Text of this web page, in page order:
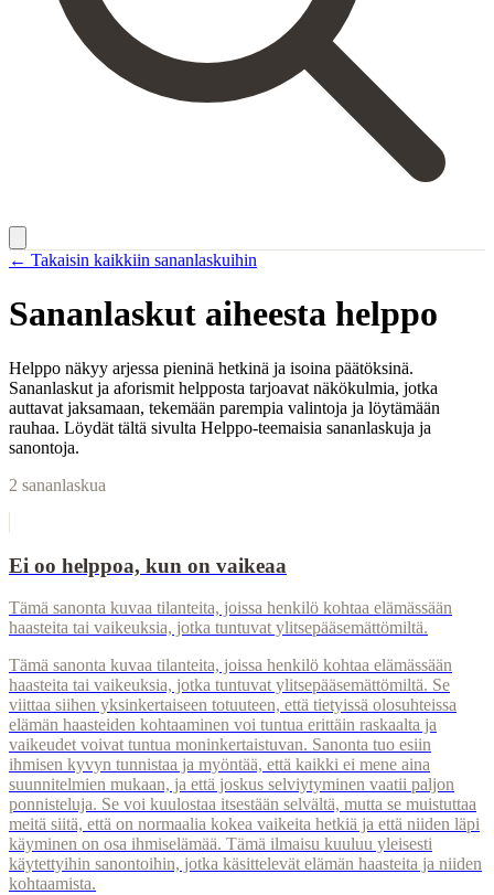
← Takaisin kaikkiin sananlaskuihin
Sananlaskut aiheesta helppo
Helppo näkyy arjessa pieninä hetkinä ja isoina päätöksinä.
Sananlaskut ja aforismit helpposta tarjoavat näkökulmia, jotka
auttavat jaksamaan, tekemään parempia valintoja ja löytämään
rauhaa. Löydät tältä sivulta Helppo-teemaisia sananlaskuja ja
sanontoja.
2 sananlaskua
Ei oo helppoa, kun on vaikeaa
Tämä sanonta kuvaa tilanteita, joissa henkilö kohtaa elämässään
haasteita tai vaikeuksia, jotka tuntuvat ylitsepääsemättömiltä.
Tämä sanonta kuvaa tilanteita, joissa henkilö kohtaa elämässään
haasteita tai vaikeuksia, jotka tuntuvat ylitsepääsemättömiltä. Se
viittaa siihen yksinkertaiseen totuuteen, että tietyissä olosuhteissa
elämän haasteiden kohtaaminen voi tuntua erittäin raskaalta ja
vaikeudet voivat tuntua moninkertaistuvan. Sanonta tuo esiin
ihmisen kyvyn tunnistaa ja myöntää, että kaikki ei mene aina
suunnitelmien mukaan, ja että joskus selviytyminen vaatii paljon
ponnisteluja. Se voi kuulostaa itsestään selvältä, mutta se muistuttaa
meitä siitä, että on normaalia kokea vaikeita hetkiä ja että niiden läpi
käyminen on osa ihmiselämää. Tämä ilmaisu kuuluu yleisesti
käytettyihin sanontoihin, jotka käsittelevät elämän haasteita ja niiden
kohtaamista.